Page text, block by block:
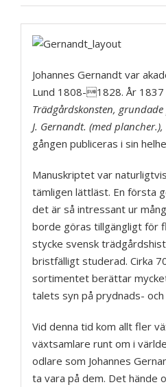
Johannes Gernandt var
Lund 1808-1828. År 1837
Trädgårdskonsten,
J. Gernandt. (med plancher.),
gången publiceras i sin
Manuskriptet var
tämligen lättläst. En första
det är så intressant ur
borde göras tillgängligt för
stycke svensk
bristfälligt studerad. Cirka
sortimentet berättar
talets syn på prydnads-
Vid denna tid kom allt fler
växtsamlare runt om i
odlare som Johannes
ta vara på dem. Det hände